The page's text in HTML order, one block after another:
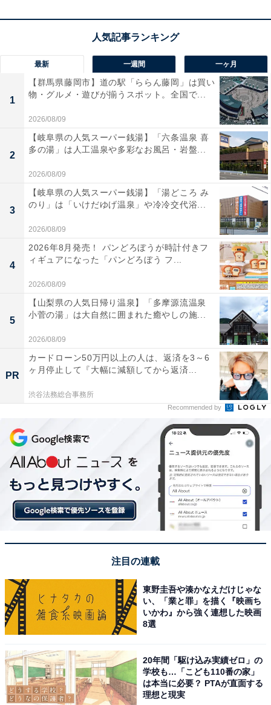
ユーザーからは「画面がとにかく綺麗で見やすい」「動
画編集がサクサク動く」と大絶賛の声があがっていま
す。一方で、「ハイスペックすぎて自分にはもったいな
い」という声も。プロクオリティの環境をどこでも持ち
歩きたい人や、最新の技術を体感したい人には、おすす
めの商品といえそうです。
あわせて読みたい
【Amazonセール】Anker「急速充電器」が
特別価格で登場中【2月28日】
【今日チェックしたい】Appleの人気商品5選
Apple「13インチiPad Pro（M4）」
Apple 13インチiPad Pro(M4):Ultra Retina XDR ディス
プレイ、 2TB、横向きの 12MP フロントカメラ/12MP バ
ックカメラ、LiDAR スキャナ、Wi-Fi 6E + 5G 携帯電話通
信(eSIM)、Face ID、一日中使えるバッテリー - シルバー
Amazonで見る
Apple「11インチiPad Pro（M5）」
最新 一週間 一ヶ月
1
【群馬県藤岡市】道の駅「ららん藤岡」は買い
物・グルメ・遊びが揃うスポット。全国で...
2026/08/09
2
【岐阜県の人気スーパー銭湯】「六条温泉 喜
多の湯」は人工温泉や多彩なお風呂・岩盤...
2026/08/09
3
【岐阜県の人気スーパー銭湯】「湯どころ み
のり」は「いけだゆげ温泉」や冷冷交代浴...
2026/08/09
4
2026年8月発売！ パンどろぼうが時計付きフ
ィギュアになった「パンどろぼう フ...
2026/08/09
5
【山梨県の人気日帰り温泉】「多摩源流温泉
小菅の湯」は大自然に囲まれた癒やしの施...
2026/08/09
PR
カードローン50万円以上の人は、返済を3～6
ヶ月停止して『大幅に減額してから返済...
渋谷法務総合事務所
Recommended by
注目の連載
東野圭吾や湊かなえだけじゃな
い、「業と罪」を描く『映画ち
いかわ』から強く連想した映画
8選
20年間「駆け込み実績ゼロ」の
学校も…「こども110番の家」
は本当に必要？ PTAが直面する
理想と現実